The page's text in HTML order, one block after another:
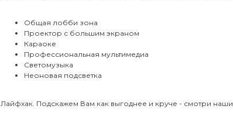
Общая лобби зона
Проектор с большим экраном
Караоке
Профессиональная мультимедиа
Светомузыка
Неоновая подсветка
Лайфхак. Подскажем Вам как выгоднее и круче - смотри наши